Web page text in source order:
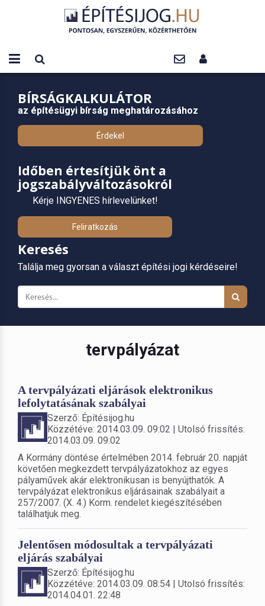
BÍRSÁGKALKULÁTOR
az építésügyi bírság meghatározásához
Érdekel
Időben értesítjük önt a
jogszabályváltozásokról
Kérje INGYENES hírlevelünket!
Feliratkozás
Keresés
Találja meg gyorsan a választ építési jogi kérdéseire!
tervpályázat
A tervpályázati eljárások elektronikus
lefolytatásának szabályai
Szerző: Építésijog.hu
Közzétéve: 2014.03.09. 09:02 | Utolsó frissítés:
2014.03.09. 09:02
A Kormány döntése értelmében 2014. február 20. napját
követően megkezdett tervpályázatokhoz az egyes
pályaművek akár elektronikusan is benyújthatók. A
tervpályázat elektronikus eljárásainak szabályait a
257/2007. (X. 4.) Korm. rendelet kiegészítésében
találhatjuk meg.
Jelentősen módosultak a tervpályázati
eljárás szabályai
Szerző: Építésijog.hu
Közzétéve: 2014.03.09. 08:54 | Utolsó frissítés:
2014.04.01. 22:48